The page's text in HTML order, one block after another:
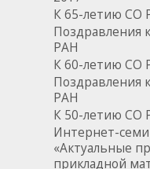
К 65-летию СО
Поздравления
РАН
К 60-летию СО
Поздравления
РАН
К 50-летию СО
Интернет-
«Актуальные
прикладной